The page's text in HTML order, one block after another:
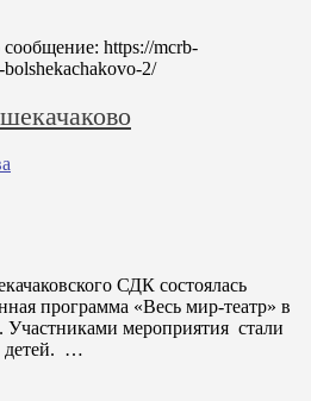
сообщение: https://mcrb-
2/
СДК состоялась
программа «Весь мир-театр» в
мероприятия стали
детей. …